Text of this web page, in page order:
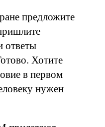
предложите
ответы
Хотите
в первом
нужен